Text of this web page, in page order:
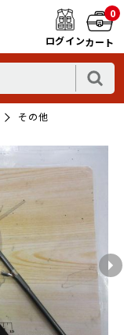
ログイン
0
カート
その他